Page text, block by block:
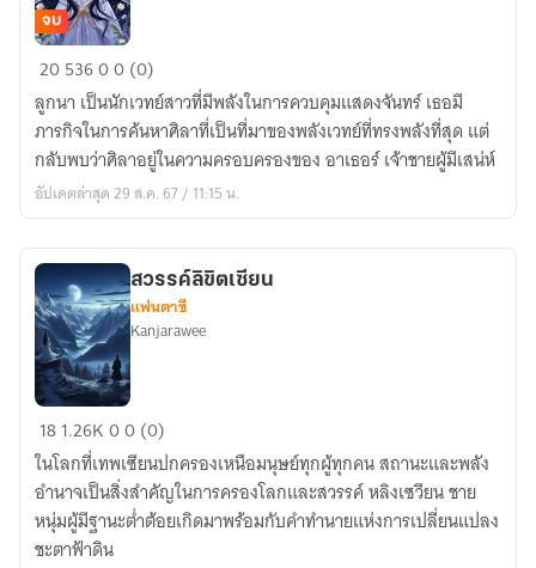
เวทย์
ศิลา
แห่ง
จันทร์
จบ
2053600 (0)
ลูกนา เป็นนักเวทย์สาวที่มีพลังในการควบคุมแสดงจันทร์ เธอมี
ภารกิจในการค้นหาศิลาที่เป็นที่มาของพลังเวทย์ที่ทรงพลังที่สุด แต่
กลับพบว่าศิลาอยู่ในความครอบครองของ อาเธอร์ เจ้าชายผู้มีเสน่ห์
อัปเดตล่าสุด 29 ส.ค. 67 / 11:15 น.
สวรรค์
ลิขิต
เซียน
สวรรค์ลิขิตเซียน
แฟนตาซี
Kanjarawee
181.26K00 (0)
ในโลกที่เทพเซียนปกครองเหนือมนุษย์ทุกผู้ทุกคน สถานะและพลัง
อำนาจเป็นสิ่งสำคัญในการครองโลกและสวรรค์ หลิงเซวียน ชาย
หนุ่มผู้มีฐานะต่ำต้อยเกิดมาพร้อมกับคำทำนายแห่งการเปลี่ยนแปลง
ชะตาฟ้าดิน